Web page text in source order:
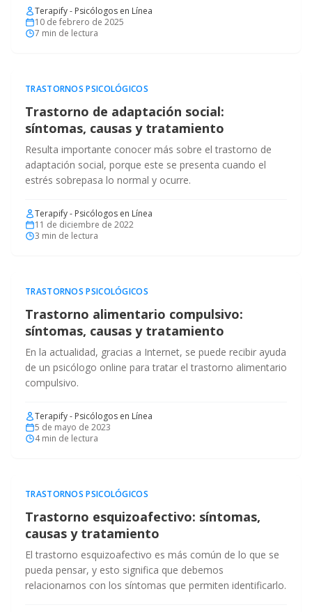
Terapify - Psicólogos en Línea
10 de febrero de 2025
7 min de lectura
TRASTORNOS PSICOLÓGICOS
Trastorno de adaptación social:
síntomas, causas y tratamiento
Resulta importante conocer más sobre el trastorno de
adaptación social, porque este se presenta cuando el
estrés sobrepasa lo normal y ocurre.
Terapify - Psicólogos en Línea
11 de diciembre de 2022
3 min de lectura
TRASTORNOS PSICOLÓGICOS
Trastorno alimentario compulsivo:
síntomas, causas y tratamiento
En la actualidad, gracias a Internet, se puede recibir ayuda
de un psicólogo online para tratar el trastorno alimentario
compulsivo.
Terapify - Psicólogos en Línea
5 de mayo de 2023
4min de lectura
TRASTORNOS PSICOLÓGICOS
Trastorno esquizoafectivo: síntomas,
causas y tratamiento
El trastorno esquizoafectivo es más común de lo que se
pueda pensar, y esto significa que debemos
relacionarnos con los síntomas que permiten identificarlo.